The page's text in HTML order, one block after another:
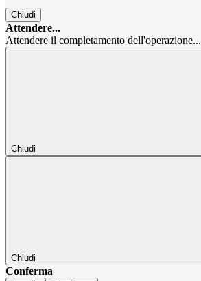
Chiudi
Attendere...
Attendere il completamento dell'operazione...
Chiudi
Chiudi
Conferma